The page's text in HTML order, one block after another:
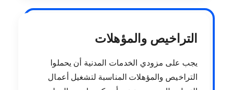
التراخيص والمؤهلات
يجب على مزودي الخدمات المدنية أن يحملوا
التراخيص والمؤهلات المناسبة لتشغيل أعمال